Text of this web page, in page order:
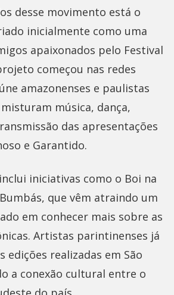
desse movimento está o
inicialmente como uma
apaixonados pelo Festival
começou nas redes
amazonenses e paulistas
música, dança,
das apresentações
e Garantido.
iniciativas como o Boi na
que vêm atraindo um
em conhecer mais sobre as
Artistas parintinenses já
edições realizadas em São
a conexão cultural entre o